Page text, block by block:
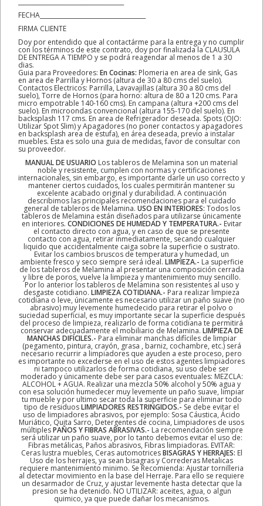
FECHA____________________________________
FIRMA CLIENTE
Doy por entendido que al contactárme para la entrega y no cumplir
con los términos de este contrato, doy por finalizada la CLAUSULA
DE ENTREGA A TIEMPO y se podrá reagendar al menos de 1 a 30
dias.
Guia para Proveedores: En Cocinas: Plomeria en area de sink, Gas
en area de Parrilla y Hornos (altura de 30 a 80 cms del suelo).
Contactos Electricos: Parrilla, Lavavajillas (altura 30 a 80 cms del
suelo), Torre de Hornos (para horno: altura de 80 a 120 cms. Para
micro empotrable 140-160 cms). En campana (altura +200 cms del
suelo). En microondas convencional (altura 155-170 del suelo). En
backsplash 117 cms. En area de Refrigerador deseada. Spots (OJO:
Utilizar Spot Slim) y Apagadores (no poner contactos y apagadores
en backsplash area de estufa), en área deseada, previo a instalar
muebles. Esta es solo una guia de medidas, favor de consultar con
su proveedor.
MANUAL DE USUARIO Los tableros de Melamina son un material
noble y resistente, cumplen con normas y certificaciones
internacionales, sin embargo, es importante darle un uso correcto y
mantener ciertos cuidados, los cuales permitirán mantener su
excelente acabado original y durabilidad. A continuación
describimos las principales recomendaciones para el cuidado
general de tableros de Melamina. USO EN INTERIORES: Todos los
tableros de Melamina están diseñados para utilizarse únicamente
en interiores. CONDICIONES DE HUMEDAD Y TEMPERATURA.- Evitar
el contacto directo con agua, y en caso de que se presente
contacto con agua, retirar inmediatamente, secando cualquier
liquido que accidentalmente caiga sobre la superficie o sustrato.
Evitar los cambios bruscos de temperatura y humedad, un
ambiente fresco y seco siempre será ideal. LIMPIEZA.- La superficie
de los tableros de Melamina al presentar una composición cerrada
y libre de poros, vuelve la limpieza y mantenimiento muy sencillo.
Por lo anterior los tableros de Melamina son resistentes al uso y
desgaste cotidiano. LIMPIEZA COTIDIANA.- Para realizar limpieza
cotidiana o leve, únicamente es necesario utilizar un paño suave (no
abrasivo) muy levemente humedecido para retirar el polvo o
suciedad superficial, es muy importante secar la superficie después
del proceso de limpieza, realizarlo de forma cotidiana te permitirá
conservar adecuadamente el mobiliario de Melamina. LIMPIEZA DE
MANCHAS DIFÍCILES.- Para eliminar manchas difíciles de limpiar
(pegamento, pintura, crayón, grasa , barniz, cochambre, etc.) será
necesario recurrir a limpiadores que ayuden a este proceso, pero
es importante no excederse en el uso de estos agentes limpiadores
ni tampoco utilizarlos de forma cotidiana, su uso debe ser
moderado y únicamente debe ser para casos eventuales: MEZCLA:
ALCOHOL + AGUA. Realizar una mezcla 50% alcohol y 50% agua y
con esa solución humedecer muy levemente un paño suave, limpiar
tu mueble y por ultimo secar toda la superficie para eliminar todo
tipo de residuosLIMPIADORES RESTRINGIDOS.- Se debe evitar el
uso de limpiadores abrasivos, por ejemplo: Sosa Cáustica, Ácido
Muriático, Quita Sarro, Detergentes de cocina, Limpiadores de usos
múltiplesPAÑOS Y FIBRAS ABRASIVAS.- La recomendación siempre
será utilizar un paño suave, por lo tanto debemos evitar el uso de:
Fibras metálicas, Paños abrasivos, Fibras limpiadoras. EVITAR:
Ceras lustra muebles, Ceras automotricesBISAGRAS Y HERRAJES: El
Uso de los herrajes, ya sean bisagras y Correderas Metalicas
requiere mantenimiento minimo. Se Recomienda: Ajustar tornilleria
al detectar movimiento en la base del Herraje. Para ello se requiere
un desarmador de Cruz, y ajustar levemente hasta detectar que la
presion se ha detenido. NO UTILIZAR: aceites, agua, o algun
quimico, ya que puede dañar los mecanismos.